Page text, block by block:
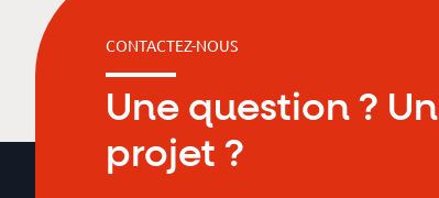
CONTACTEZ-NOUS
Une question ? Un
projet ?